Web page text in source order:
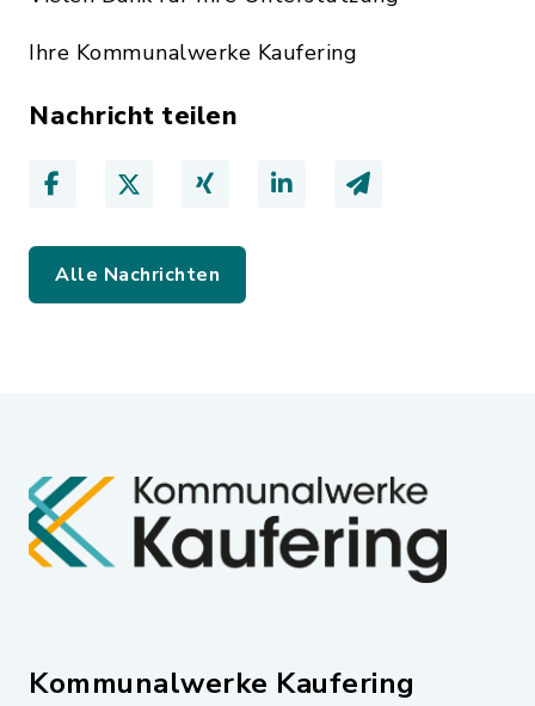
Ihre Kommunalwerke Kaufering
Nachricht teilen
Alle Nachrichten
Kommunalwerke Kaufering